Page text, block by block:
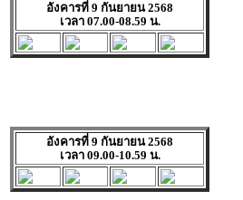
อังคารที่ 9 กันยายน 2568
เวลา 07.00-08.59 น.
อังคารที่ 9 กันยายน 2568
เวลา 09.00-10.59 น.